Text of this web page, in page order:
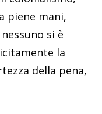
piene mani,
si è
la
della pena,